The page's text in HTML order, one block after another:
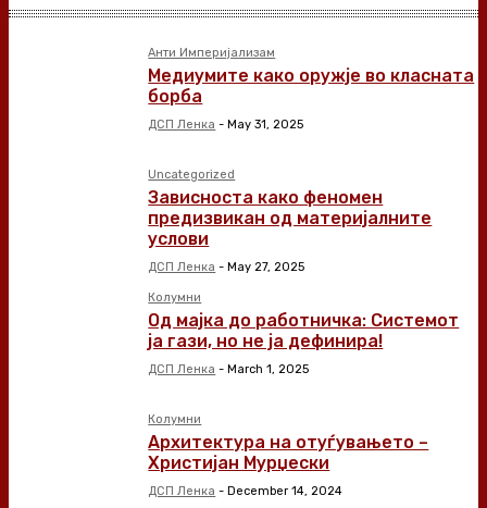
Анти Империјализам
Медиумите како оружје во класната
борба
ДСП Ленка - May 31, 2025
Uncategorized
Зависноста како феномен
предизвикан од материјалните
услови
ДСП Ленка - May 27, 2025
Колумни
Од мајка до работничка: Системот
ја гази, но не ја дефинира!
ДСП Ленка - March 1, 2025
Колумни
Архитектура на отуѓувањето –
Христијан Мурџески
ДСП Ленка - December 14, 2024